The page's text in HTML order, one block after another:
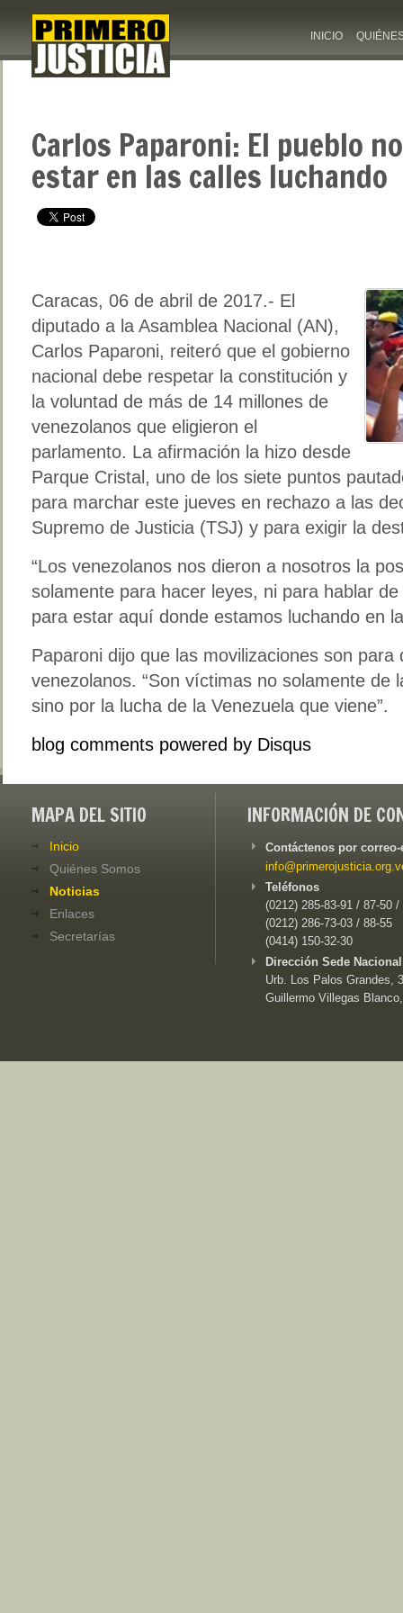
INICIO
Carlos Paparoni: El pueblo
estar en las calles luchando
Caracas, 06 de abril de 2017.- El
diputado a la Asamblea Nacional (AN),
Carlos Paparoni, reiteró que el gobierno
nacional debe respetar la constitución y
la voluntad de más de 14 millones de
venezolanos que eligieron el
parlamento. La afirmación la hizo desde
Parque Cristal, uno de los siete puntos
para marchar este jueves en rechazo a las
Supremo de Justicia (TSJ) y para exigir la
“Los venezolanos nos dieron a nosotros la
solamente para hacer leyes, ni para hablar
para estar aquí donde estamos luchando en
Paparoni dijo que las movilizaciones son
venezolanos. “Son víctimas no solamente de
sino por la lucha de la Venezuela que viene”.
blog comments powered by Disqus
MAPA DEL SITIO
Inicio
Quiénes Somos
Noticias
Enlaces
Secretarías
INFORMACIÓN DE
Contáctenos por
Teléfonos
(0212) 285-83-91 / 87-50 /
(0212) 286-73-03 / 88-55
(0414) 150-32-30
Dirección Sede
Urb. Los Palos Grandes,
Guillermo Villegas